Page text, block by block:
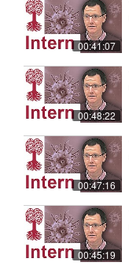
00:41:07
00:48:22
00:47:16
00:45:19